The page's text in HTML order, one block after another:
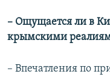
– Ощущается ли в
крымскими
– Впечатления по